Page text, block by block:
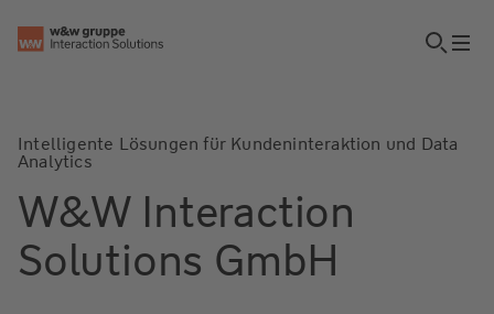
Intelligente Lösungen für Kundeninteraktion und Data
Analytics
W&W Interaction
Solutions GmbH